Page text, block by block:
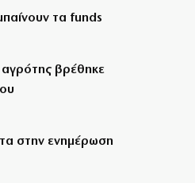
τα funds
βρέθηκε
στην ενημέρωση